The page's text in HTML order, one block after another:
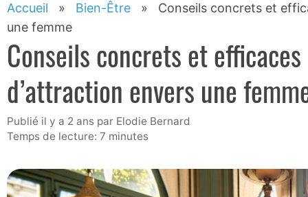
Accueil » Bien-Être » Conseils concrets et
une femme
Conseils concrets et
d’attraction envers une
publié il y a 2 ans par Elodie Bernard
Temps de lecture: 7 minutes